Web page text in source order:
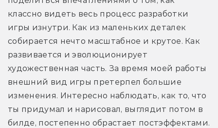
классно видеть весь процесс разработки
игры изнутри. Как из маленьких деталек
собирается нечто масштабное и крутое. Как
развивается и эволюционирует
художественная часть. За время моей работы
внешний вид игры претерпел большие
изменения. Интересно наблюдать, как то, что
ты придумал и нарисовал, выглядит потом в
билде, постепенно обрастает постэффектами.